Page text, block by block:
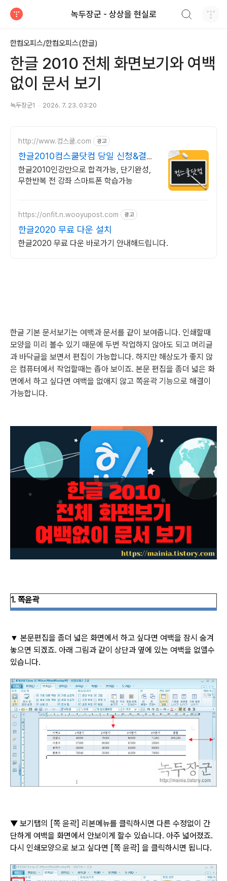
녹두장군 - 상상을 현실로
한컴오피스/한컴오피스(한글)
한글 2010 전체 화면보기와 여백
없이 문서 보기
녹두장군1 2026. 7. 23. 03:20
http://www.컴스쿨.com 광고
한글2010컴스쿨닷컴 당일 신청&결제
시 기프티콘!
한글2010인강만으로 합격가능, 단기완성,
무한반복 전 강좌 스마트폰 학습가능
https://onfit.n.wooyupost.com 광고
한글2020 무료 다운 설치
한글2020 무료 다운 바로가기 안내해드립니다.
한글 기본 문서보기는 여백과 문서를 같이 보여줍니다. 인쇄할때
모양을 미리 볼수 있기 때문에 두번 작업하지 않아도 되고 머리글
과 바닥글을 보면서 편집이 가능합니다. 하지만 해상도가 좋지 않
은 컴퓨터에서 작업할때는 좁아 보이죠. 본문 편집을 좀더 넓은 화
면에서 하고 싶다면 여백을 없애지 않고 쪽윤곽 기능으로 해결이
가능합니다.
1. 쪽윤곽
▼ 본문편집을 좀더 넓은 화면에서 하고 싶다면 여백을 잠시 숨겨
놓으면 되겠죠. 아래 그림과 같이 상단과 옆에 있는 여백을 없앨수
있습니다.
▼ 보기탭의 [쪽 윤곽] 리본메뉴를 클릭하시면 다른 수정없이 간
단하게 여백을 화면에서 안보이게 할수 있습니다. 아주 넓어졌죠.
다시 인쇄모양으로 보고 싶다면 [쪽 윤곽] 을 클릭하시면 됩니다.